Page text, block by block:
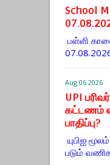
School
பள்ளி
Aug 06 2026
UPI
கட்டணம்
பாதிப்பு?
யுபிஐ
படும்